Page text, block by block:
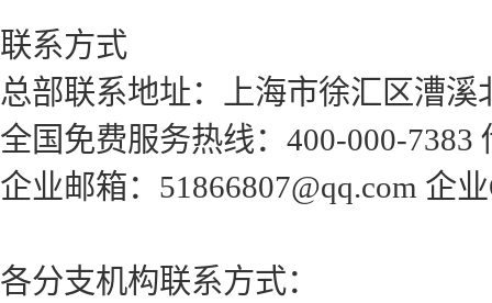
联系方式
总部联系地址：上海市徐汇区漕溪
全国免费服务热线：400-000-7383
企业邮箱：51866807@qq.com 企
各分支机构联系方式：